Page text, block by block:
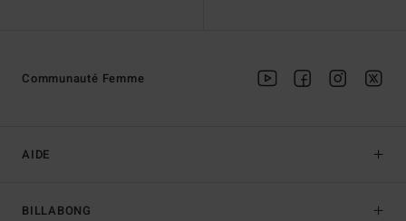
AIDE
BILLABONG
Communauté Femme